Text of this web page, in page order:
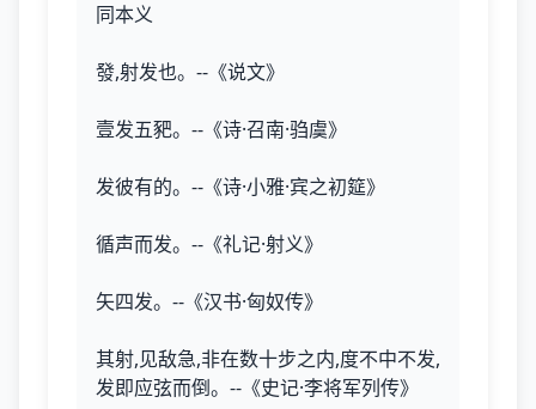
同本义
發,射发也。--《说文》
壹发五豝。--《诗·召南·驺虞》
发彼有的。--《诗·小雅·宾之初筵》
循声而发。--《礼记·射义》
矢四发。--《汉书·匈奴传》
其射,见敌急,非在数十步之内,度不中不发,
发即应弦而倒。--《史记·李将军列传》